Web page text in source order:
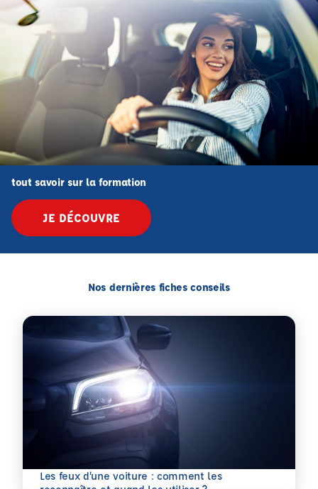
tout savoir sur la formation
JE DÉCOUVRE
Nos dernières fiches conseils
Les feux d’une voiture : comment les